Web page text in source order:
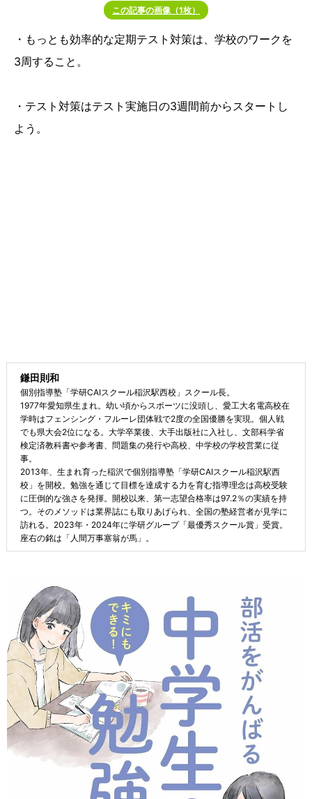
この記事の画像（1枚）
・もっとも効率的な定期テスト対策は、学校のワークを
3周すること。
・テスト対策はテスト実施日の3週間前からスタートし
よう。
鎌田則和
個別指導塾「学研CAIスクール稲沢駅西校」スクール長。
1977年愛知県生まれ。幼い頃からスポーツに没頭し、愛工大名電高校在
学時はフェンシング・フルーレ団体戦で2度の全国優勝を実現。個人戦
でも県大会2位になる。大学卒業後、大手出版社に入社し、文部科学省
検定済教科書や参考書、問題集の発行や高校、中学校の学校営業に従
事。
2013年、生まれ育った稲沢で個別指導塾「学研CAIスクール稲沢駅西
校」を開校。勉強を通じて目標を達成する力を育む指導理念は高校受験
に圧倒的な強さを発揮。開校以来、第一志望合格率は97.2％の実績を持
つ。そのメソッドは業界誌にも取りあげられ、全国の塾経営者が見学に
訪れる。2023年・2024年に学研グループ「最優秀スクール賞」受賞。
座右の銘は「人間万事塞翁が馬」。